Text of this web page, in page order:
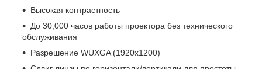
Высокая контрастность
До 30,000 часов работы проектора без технического
обслуживания
Разрешение WUXGA (1920х1200)